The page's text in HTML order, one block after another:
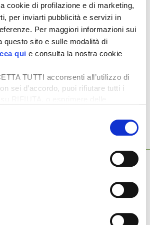
cookie di profilazione e di marketing,
per inviarti pubblicità e servizi in
Per maggiori informazioni sui
questo sito e sulle modalità di
qui e consulta la nostra cookie
TUTTI acconsenti all’utilizzo di
sei d’accordo, puoi rifiutare tutti i
e cliccando ACCETTA SELEZIONATI.
su
L’Informatore Agrario
n. 8/2025
del riso da rivedere subito
aL’Informatore Agrario
italiano è sotto pressione tra prezzi
che non trovano una […]